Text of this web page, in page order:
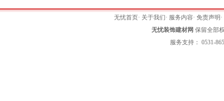
无忧首页· 关于我们· 服务内容·免责声明 ·
无忧装饰建材网 保留全部
服务支持： 0531-